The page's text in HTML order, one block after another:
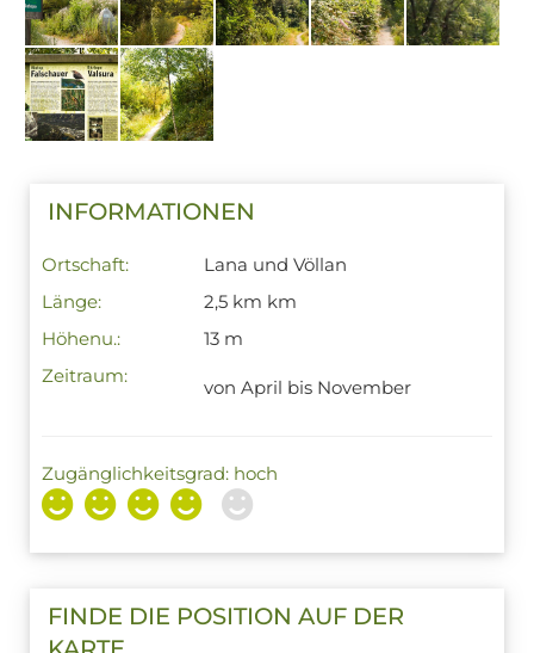
INFORMATIONEN
Ortschaft:
Lana und Völlan
Länge:
2,5 km km
Höhenu.:
13 m
Zeitraum:
von April bis November
Zugänglichkeitsgrad: hoch
FINDE DIE POSITION AUF DER